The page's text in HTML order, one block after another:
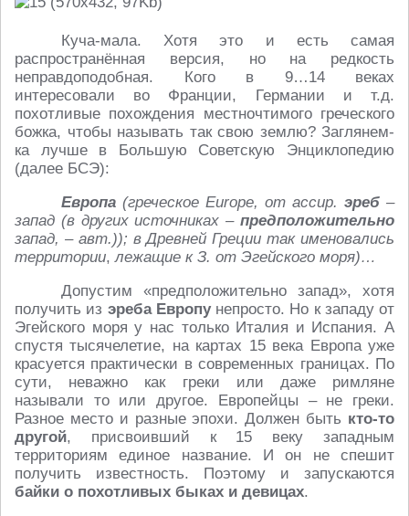
Куча-мала. Хотя это и есть самая
распространённая версия, но на редкость
неправдоподобная. Кого в 9…14 веках
интересовали во Франции, Германии и т.д.
похотливые похождения местночтимого греческого
божка, чтобы называть так свою землю? Заглянем-
ка лучше в Большую Советскую Энциклопедию
(далее БСЭ):
Европа (греческое Europe, от ассир. эреб –
запад (в других источниках – предположительно
запад, – авт.)); в Древней Греции так именовались
территории,лежащие к З. от Эгейского моря)…
Допустим «предположительно запад», хотя
получить из эреба Европунепросто. Но к западу от
Эгейского моря у нас только Италия и Испания. А
спустя тысячелетие, на картах 15 века Европа уже
красуется практически в современных границах. По
сути, неважно как греки или даже римляне
называли то или другое. Европейцы – не греки.
Разное место и разные эпохи. Должен быть кто-то
другой, присвоивший к 15 веку западным
территориям единое название. И он не спешит
получить известность. Поэтому и запускаются
байки о похотливых быках и девицах.